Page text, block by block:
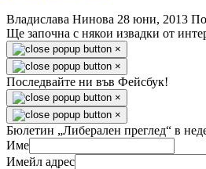
Владислава Нинова 28 юни, 2013
Ще започна с някои извадки от
×
×
Последвайте ни във Фейсбук!
×
×
Бюлетин „Либерален преглед“ в
Име
Имейл адрес